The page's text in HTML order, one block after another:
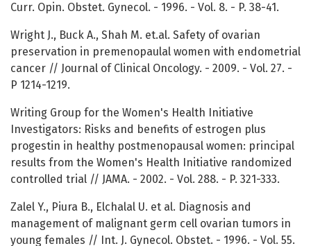
Curr. Opin. Obstet. Gynecol. - 1996. - Vol. 8. - P. 38-41.
Wright J., Buck A., Shah M. et.al. Safety of ovarian
preservation in premenopaulal women with endometrial
cancer // Journal of Clinical Oncology. - 2009. - Vol. 27. -
P 1214-1219.
Writing Group for the Women's Health Initiative
Investigators: Risks and benefits of estrogen plus
progestin in healthy postmenopausal women: principal
results from the Women's Health Initiative randomized
controlled trial // JAMA. - 2002. - Vol. 288. - P. 321-333.
Zalel Y., Piura B., Elchalal U. et al. Diagnosis and
management of malignant germ cell ovarian tumors in
young females // Int. J. Gynecol. Obstet. - 1996. - Vol. 55.